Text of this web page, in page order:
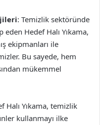
: Temizlik sektöründe
Hedef Halı Yıkama,
ekipmanları ile
Bu sayede, hem
mükemmel
Halı Yıkama, temizlik
kullanmayı ilke